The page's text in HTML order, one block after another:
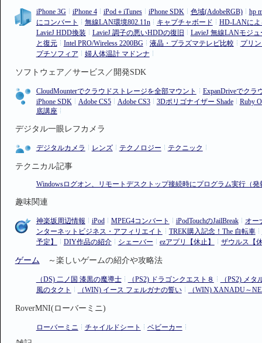
iPhone 3G iPhone 4 iPod＋iTunes iPhone SDK 色域(AdobeRGB)
hp
にコンバート
無線LAN環境802.11n キャプチャボード
HD-LANによ
LavieJ HDD換装
LavieJ 調子の悪いHDDの復旧
LavieJ 無線LANモジ
と復元
Intel PRO/Wireless 2200BG 液晶・プラズマテレビ比較
プリ
プチソフィア
婦人体温計 マドンナ
ソフトウェア／サービス／開発SDK
CloudMounterでクラウドストレージを全部マウント
ExpanDriveでクラ
iPhone SDK
Adobe CS5 Adobe CS3 3Dポリゴナイザー Shade
Ruby
底講座
デジタル一眼レフカメラ
デジタルカメラ レンズ テクノロジー テクニック
テクニカル記事
Windowsログオン、リモートデスクトップ接続時にプログラム実行（発
趣味関連
神楽坂周辺情報 iPod MPEG4コンバート iPodTouchのJailBreak
オー
ンターネットビジネス・アフィリエイト
TREK購入記念！The 自転車
予定】
DIY作品の紹介 シェーバー ezアプリ【休止】 ザウルス【
ゲーム ～楽しいゲームの紹介や攻略法
（DS) 二ノ国 漆黒の魔導士 （PS2) ドラゴンクエスト８
（PS2) メ
風のタクト
（WIN) イース フェルガナの誓い （WIN) XANADU～
RoverMNI(ローバーミニ)
ローバーミニ チャイルドシート ベビーカー